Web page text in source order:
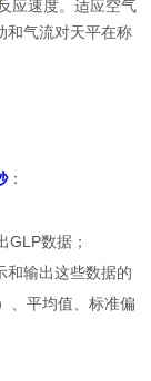
应速度。适应空气
和气流对天平在称
：
GLP数据；
和输出这些数据的
、平均值、标准偏